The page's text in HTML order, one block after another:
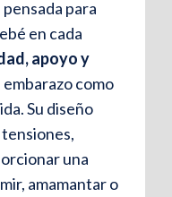
para
en cada
apoyo y
como
Su diseño
una
amamantar o